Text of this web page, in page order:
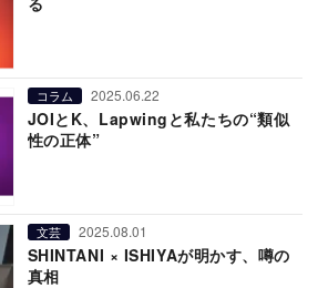
コラム 2025.06.22
JOIとK、Lapwingと私たちの“類似
性の正体”
文芸 2025.08.01
SHINTANI × ISHIYAが明かす、噂の
真相